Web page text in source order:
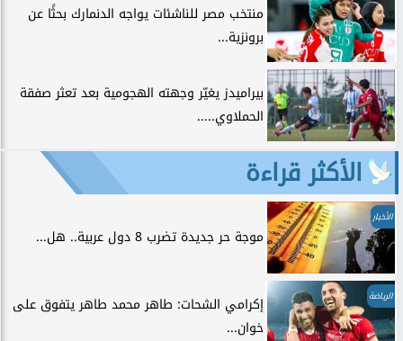
منتخب مصر للناشئات يواجه الدنمارك بحثًا عن
برونزية...
بيراميدز يغيّر وجهته الهجومية بعد تعثر صفقة
الحملاوي.....
الأكثر قراءة
الأخبار
موجة حر جديدة تضرب 8 دول عربية.. هل...
الرياضة
إكرامي الشحات: طاهر محمد طاهر يتفوق على
خوان...